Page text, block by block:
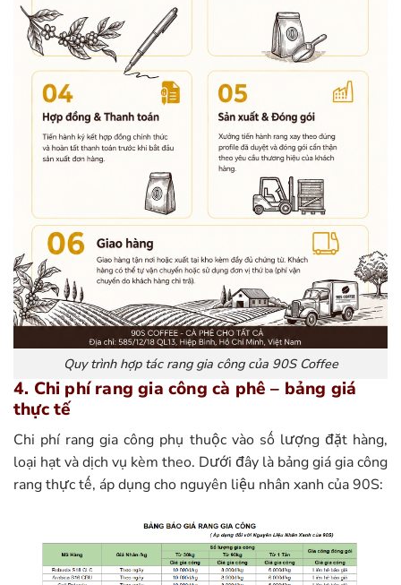
Quy trình hợp tác rang gia công của 90S Coffee
4. Chi phí rang gia công cà phê – bảng giá
thực tế
Chi phí rang gia công phụ thuộc vào số lượng đặt hàng,
loại hạt và dịch vụ kèm theo. Dưới đây là bảng giá gia công
rang thực tế, áp dụng cho nguyên liệu nhân xanh của 90S: